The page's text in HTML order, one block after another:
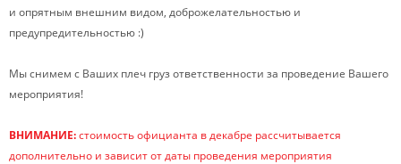
и опрятным внешним видом, доброжелательностью и
предупредительностью :)
Мы снимем с Ваших плеч груз ответственности за проведение Вашего
мероприятия!
ВНИМАНИЕ:стоимость официанта в декабре рассчитывается
дополнительно и зависит от даты проведения мероприятия